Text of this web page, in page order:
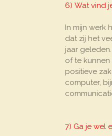
6) Wat vind
In mijn werk
dat zij het
jaar
of te kunnen
positieve
computer,
7) Ga je wel